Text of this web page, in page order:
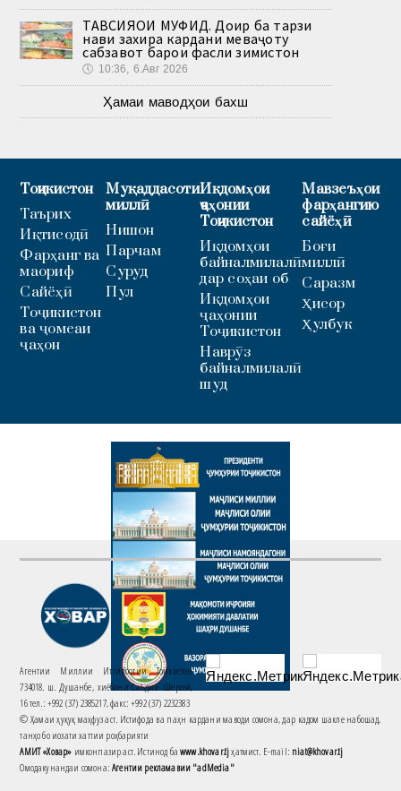
ТАВСИЯҲОИ МУФИД. Доир ба тарзи
нави захира кардани меваҷоту
сабзавот барои фасли зимистон
🕔 10:36, 6.Авг 2026
Ҳамаи маводҳои бахш
Тоҷикистон
Таърих
Иқтисодӣ
Фарҳанг ва
маориф
Сайёҳӣ
Тоҷикистон
ва ҷомеаи
ҷаҳон
Муқаддасоти
миллӣ
Нишон
Парчам
Суруд
Пул
Иқдомҳои
ҷаҳонии
Тоҷикистон
Иқдомҳои
байналмилалӣ
дар соҳаи об
Иқдомҳои
ҷаҳонии
Тоҷикистон
Наврӯз
байналмилалӣ
шуд
Мавзеъҳои
фарҳангию
сайёҳӣ
Боғи
миллӣ
Саразм
Ҳисор
Ҳулбук
Агентии Миллии Иттилоотии Тоҷикистон
734018. ш. Душанбе, хиёбони Саъдии Шерозӣ,
16 тел.: +992 (37) 2385217, факс: +992 (37) 2232383
© Ҳамаи ҳуқуқ маҳфуз аст. Истифода ва паҳн кардани маводи сомона, дар кадом шакле набошад,
танҳо бо иҷозати хаттии роҳбарияти
АМИТ «Ховар» имконпазир аст. Истинод баwww.khovar.tjҳатмист. E-mail: niat@khovar.tj
Омодакунандаи сомона:Агентии рекламавии "adMedia"